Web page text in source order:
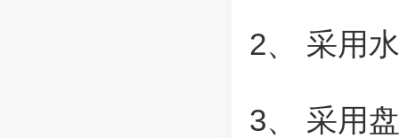
2、 采用
3、 采用